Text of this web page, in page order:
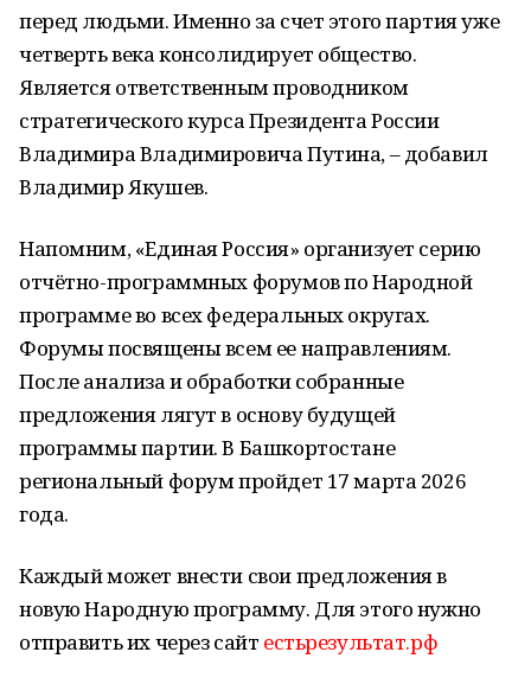
перед людьми. Именно за счет этого партия уже
четверть века консолидирует общество.
Является ответственным проводником
стратегического курса Президента России
Владимира Владимировича Путина, – добавил
Владимир Якушев.
Напомним, «Единая Россия» организует серию
отчётно-программных форумов по Народной
программе во всех федеральных округах.
Форумы посвящены всем ее направлениям.
После анализа и обработки собранные
предложения лягут в основу будущей
программы партии. В Башкортостане
региональный форум пройдет 17 марта 2026
года.
Каждый может внести свои предложения в
новую Народную программу. Для этого нужно
отправить их через сайт естьрезультат.рф